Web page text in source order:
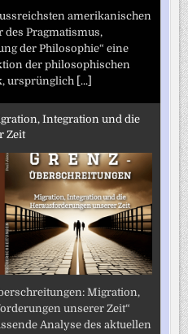
amerikanischen
des Pragmatismus,
der Philosophie“ eine
der philosophischen
ursprünglich [...]
Integration und die
Zeit
Migration,
unserer Zeit“
Analyse des aktuellen